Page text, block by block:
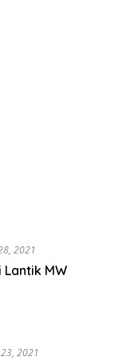
2021
Lantik MW
2021